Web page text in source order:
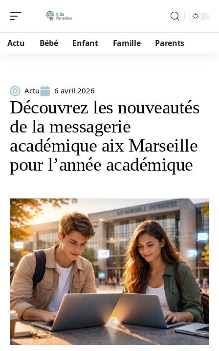
Actu Bébé Enfant Famille Parents
Actu 6 avril 2026
Découvrez les nouveautés
de la messagerie
académique aix Marseille
pour l’année académique